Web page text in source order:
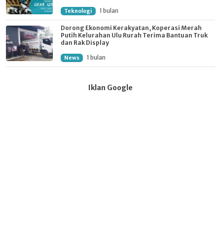
Teknologi 1 bulan
Dorong Ekonomi Kerakyatan, Koperasi Merah
Putih Kelurahan Ulu Rurah Terima Bantuan Truk
dan Rak Display
News 1 bulan
Iklan Google